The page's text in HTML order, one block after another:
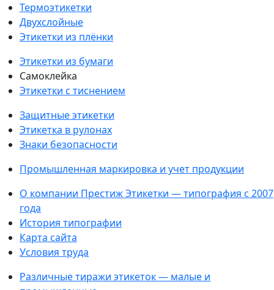
Термоэтикетки
Двухслойные
Этикетки из плёнки
Этикетки из бумаги
Самоклейка
Этикетки с тиснением
Защитные этикетки
Этикетка в рулонах
Знаки безопасности
Промышленная маркировка и учет продукции
О компании Престиж Этикетки — типография с 2007
года
История типографии
Карта сайта
Условия труда
Различные тиражи этикеток — малые и